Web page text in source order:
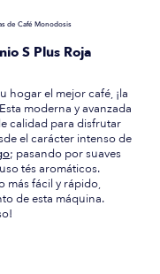
de Café Monodosis
S Plus Roja
hogar el mejor café, ¡la
moderna y avanzada
calidad para disfrutar
el carácter intenso de
; pasando por suaves
tés aromáticos.
más fácil y rápido,
de esta máquina.